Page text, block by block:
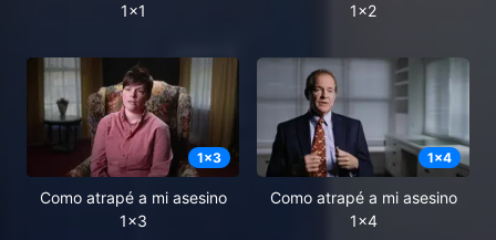
1x1
1x2
1x3
Como atrapé a mi asesino
1x3
1x4
Como atrapé a mi asesino
1x4